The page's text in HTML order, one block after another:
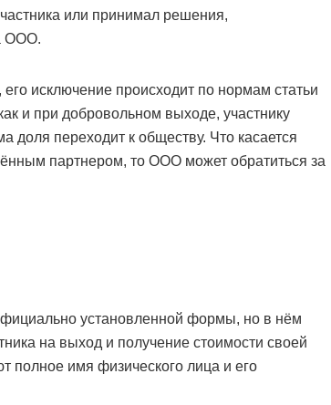
или принимал решения,
ООО.
исключение происходит по нормам статьи
и при добровольном выходе, участнику
доля переходит к обществу. Что касается
партнером, то ООО может обратиться за
установленной формы, но в нём
на выход и получение стоимости своей
полное имя физического лица и его